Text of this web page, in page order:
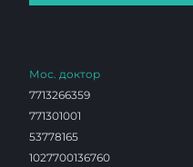
Мос. доктор
7713266359
771301001
53778165
1027700136760